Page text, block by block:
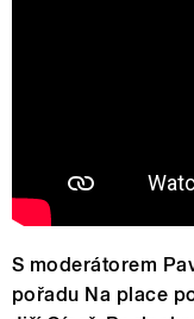
S moderátorem
pořadu Na place